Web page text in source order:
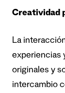
Creatividad
La
experiencias
originales y
intercambio